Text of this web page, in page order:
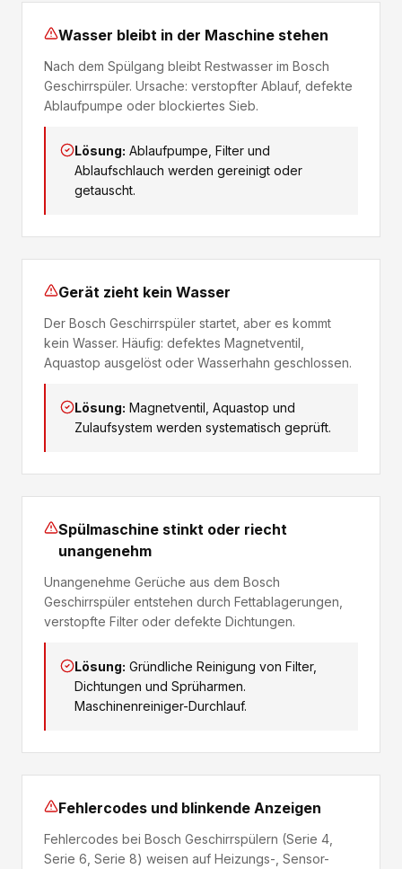
Wasser bleibt in der Maschine stehen
Nach dem Spülgang bleibt Restwasser im Bosch
Geschirrspüler. Ursache: verstopfter Ablauf, defekte
Ablaufpumpe oder blockiertes Sieb.
Lösung: Ablaufpumpe, Filter und
Ablaufschlauch werden gereinigt oder
getauscht.
Gerät zieht kein Wasser
Der Bosch Geschirrspüler startet, aber es kommt
kein Wasser. Häufig: defektes Magnetventil,
Aquastop ausgelöst oder Wasserhahn geschlossen.
Lösung: Magnetventil, Aquastop und
Zulaufsystem werden systematisch geprüft.
Spülmaschine stinkt oder riecht
unangenehm
Unangenehme Gerüche aus dem Bosch
Geschirrspüler entstehen durch Fettablagerungen,
verstopfte Filter oder defekte Dichtungen.
Lösung: Gründliche Reinigung von Filter,
Dichtungen und Sprüharmen.
Maschinenreiniger-Durchlauf.
Fehlercodes und blinkende Anzeigen
Fehlercodes bei Bosch Geschirrspülern (Serie 4,
Serie 6, Serie 8) weisen auf Heizungs-, Sensor-